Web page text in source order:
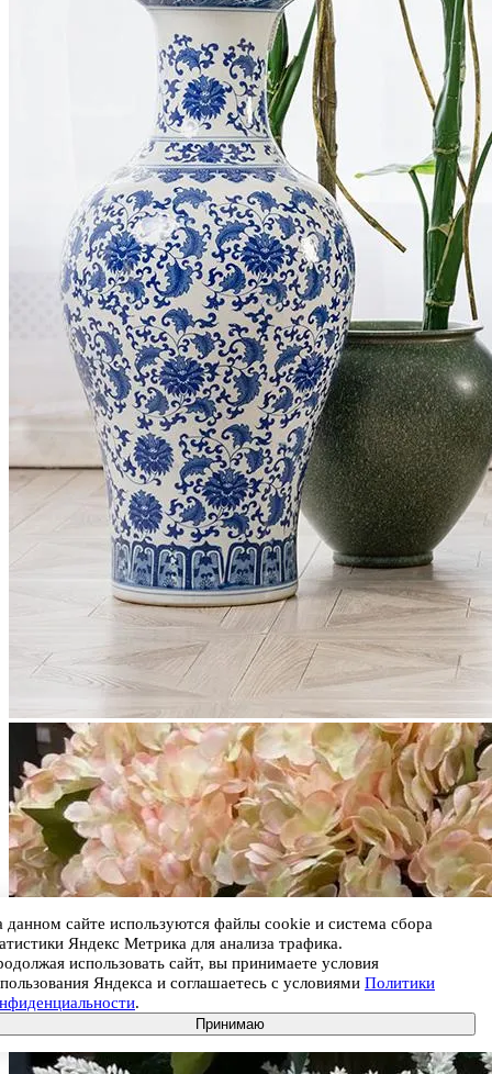
данном сайте используются файлы cookie и система сбора
Яндекс Метрика для анализа трафика.
использовать сайт, вы принимаете условия
Яндекса и соглашаетесь с условиями Политики
.
Принимаю